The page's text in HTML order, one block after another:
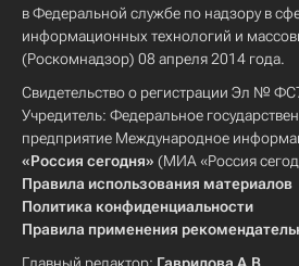
в Федеральной службе по надзору в
информационных технологий и
(Роскомнадзор) 08 апреля 2014 года.
Свидетельство о регистрации Эл №
Учредитель: Федеральное
предприятие Международное
«Россия сегодня» (МИА «Россия
Правила использования материалов
Политика конфиденциальности
Правила применения